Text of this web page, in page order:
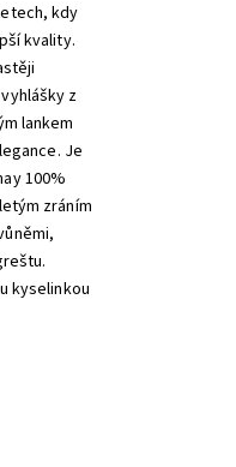
kdy
kvality.
z
lankem
Je
100%
zráním
kyselinkou